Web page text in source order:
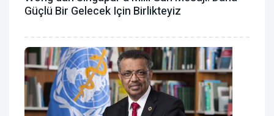
Güçlü Bir Gelecek Için Birlikteyiz